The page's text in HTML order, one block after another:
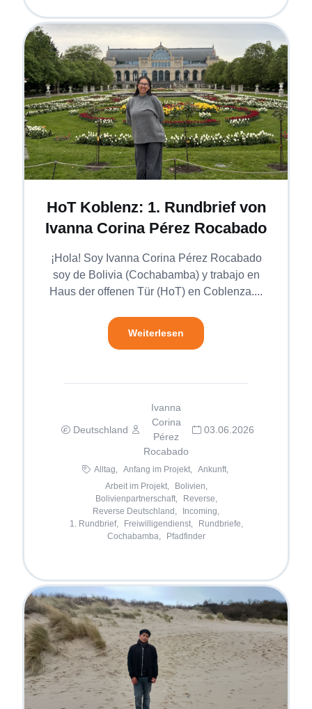
HoT Koblenz: 1. Rundbrief von
Ivanna Corina Pérez Rocabado
¡Hola! Soy Ivanna Corina Pérez Rocabado
soy de Bolivia (Cochabamba) y trabajo en
Haus der offenen Tür (HoT) en Coblenza....
Weiterlesen
Deutschland
Ivanna
Corina
Pérez
Rocabado
03.06.2026
Alltag, Anfang im Projekt,
Ankunft,
Arbeit im Projekt,
Bolivien,
Bolivienpartnerschaft,
Reverse,
Reverse Deutschland,
Incoming,
1. Rundbrief,
Freiwilligendienst,
Rundbriefe,
Cochabamba,
Pfadfinder